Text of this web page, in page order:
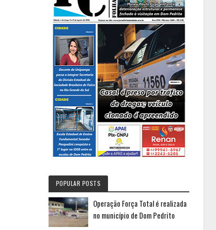
POPULAR POSTS
Operação Força Total é realizada
no município de Dom Pedrito